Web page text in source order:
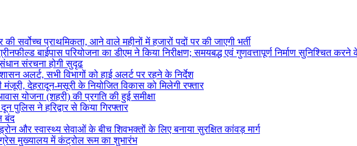
सर्वोच्च प्राथमिकता, आने वाले महीनों में हजारों पदों पर की जाएगी भर्ती
बाईपास परियोजना का डीएम ने किया निरीक्षण; समयबद्ध एवं गुणवत्तापूर्ण निर्माण सुनिश्चित
संरचना होगी सुदृढ
अलर्ट, सभी विभागों को हाई अलर्ट पर रहने के निर्देश
मंजूरी, देहरादून-मसूरी के नियोजित विकास को मिलेगी रफ्तार
योजना (शहरी) की प्रगति की हुई समीक्षा
पुलिस ने हरिद्वार से किया गिरफ्तार
बंद
और स्वास्थ्य सेवाओं के बीच शिवभक्तों के लिए बनाया सुरक्षित कांवड़ मार्ग
मुख्यालय में कंट्रोल रूम का शुभारंभ